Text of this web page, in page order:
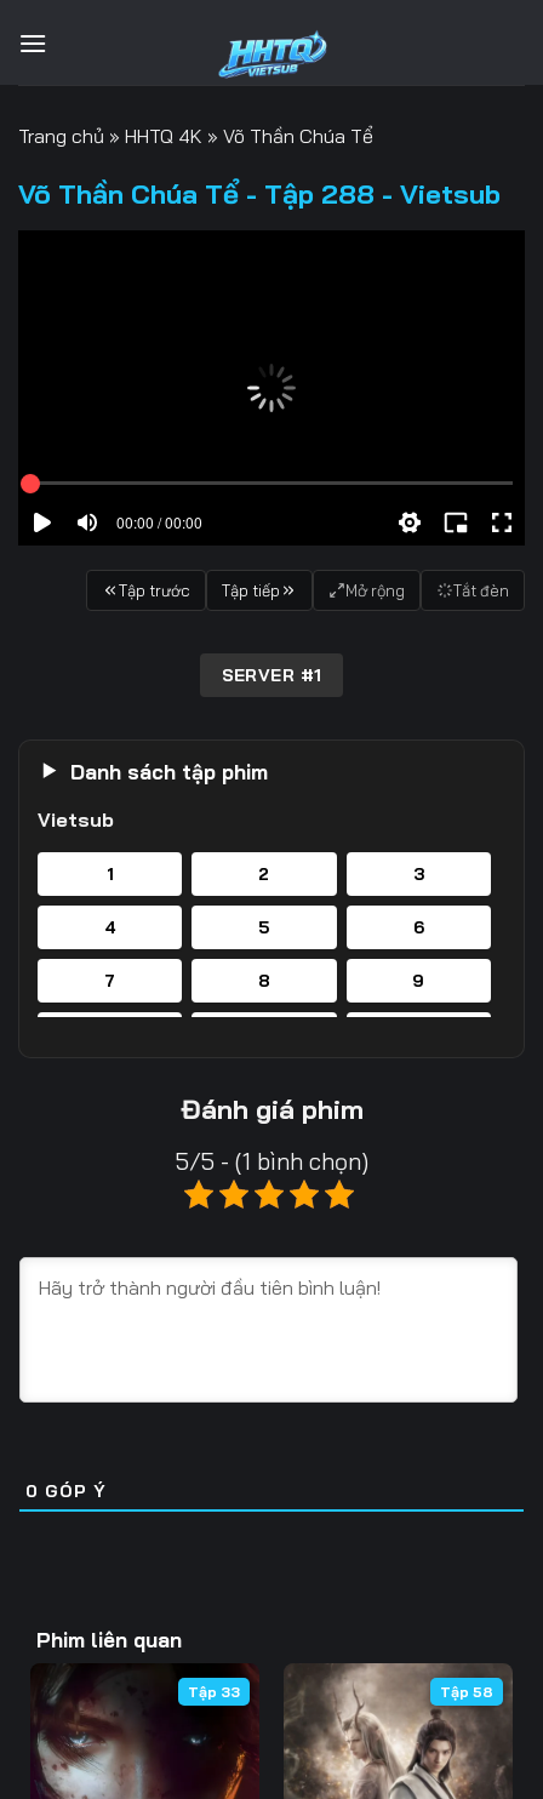
qua
Trang chủ » HHTQ 4K » Võ Thần Chúa Tể
Võ Thần Chúa Tể - Tập 288 - Vietsub
00:00 / 00:00
Tập trước Tập tiếp Mở rộng Tắt đèn
SERVER #1
Danh sách tập phim
Vietsub
1 2 3
4 5 6
7 8 9
20
25 26
31 32 33
37 38 39
47 48
49 51
52 54
Đánh giá phim
5/5 - (1 bình chọn)
0 GÓP Ý
Phim liên quan
Tập 33 Tập 58